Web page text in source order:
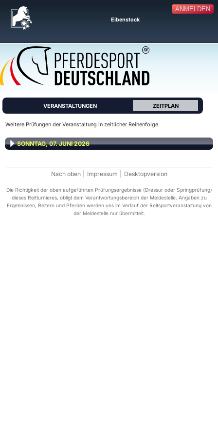
ANMELDEN
Eibenstock
VERANSTALTUNGEN ZEITPLAN
Weitere Prüfungen der Veranstaltung in zeitlicher Reihenfolge:
SONNTAG, 07. JUNI 2026
Nach oben Impressum Desktopversion
Die Richtigkeit der oben aufgeführten Prüfungsergebnisse (Dressur oder Springprüfung)
dieses Reitturnieres, obligt dem Verantwortungsbereich der Meldestelle. Angaben zu
Ergebnissen, Reitern und Pferden werden uns im Verlauf der Reitsportveranstaltung von
der Meldestelle nur übermittelt.